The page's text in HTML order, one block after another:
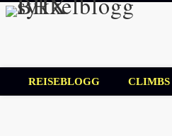
REISEBLOGG CLIMBS